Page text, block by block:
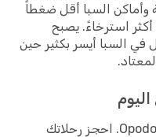
وأماكن السبا أقل ضغطاً
استرخاءً. يصبح
في السبا أيسر بكثير حين
التخطيط لرحلة إلى فولي سهل مع Opodo. احجز رحلاتك